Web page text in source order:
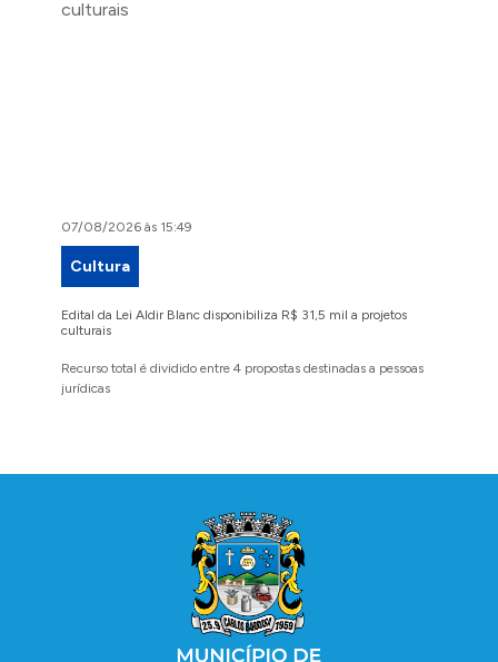
07/08/2026 às 15:49
Cultura
Edital da Lei Aldir Blanc disponibiliza R$ 31,5 mil a projetos
culturais
Recurso total é dividido entre 4 propostas destinadas a pessoas
jurídicas